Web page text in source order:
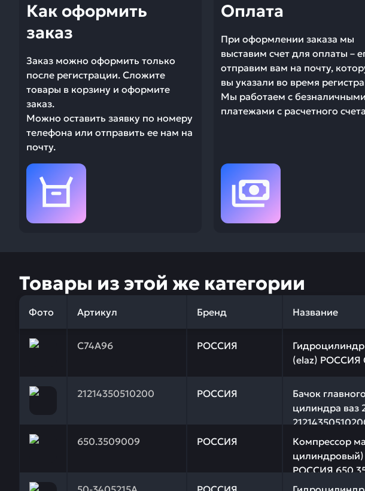
Как оформить
заказ
Заказ можно оформить только
после регистрации. Сложите
товары в корзину и оформите
заказ.
Можно оставить заявку по номеру
телефона или отправить ее нам на
почту.
Оплата
При оформлении заказа мы
выставим счет для оплаты –
отправим вам на почту,
вы указали во время
Мы работаем с безналичными
платежами с расчетного
Товары из этой же категории
Фото Артикул Бренд Название
C74A96 РОССИЯ
(elaz) РОССИЯ
Заказывая запчасти у нас, вы получаете гарантию качества и
21214350510200 РОССИЯ
Бачок
цилиндра ваз
Заказывая запчасти у нас, вы получаете гарантию качества и
650.3509009 РОССИЯ
Компрессор
цилиндровый)
РОССИЯ
Заказывая запчасти у нас, вы получаете гарантию качества и
Заказывая запчасти у нас, вы получаете гарантию качества и